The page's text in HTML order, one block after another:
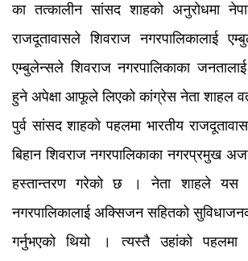
का तत्कालीन सांसद शाहको अनुरोधमा
राजदूतावासले शिवराज नगरपालिकालाई
एम्बुलेन्सले शिवराज नगरपालिकाका
हुने अपेक्षा आफूले लिएको कांग्रेस नेता शाहल
पुर्व सांसद शाहको पहलमा भारतीय
बिहान शिवराज नगरपालिकाका नगरप्रमुख
हस्तान्तरण गरेको छ । नेता शाहले यस
नगरपालिकालाई अक्सिजन सहितको
गर्नुभएको थियो । त्यस्तै उहांको पहलमा